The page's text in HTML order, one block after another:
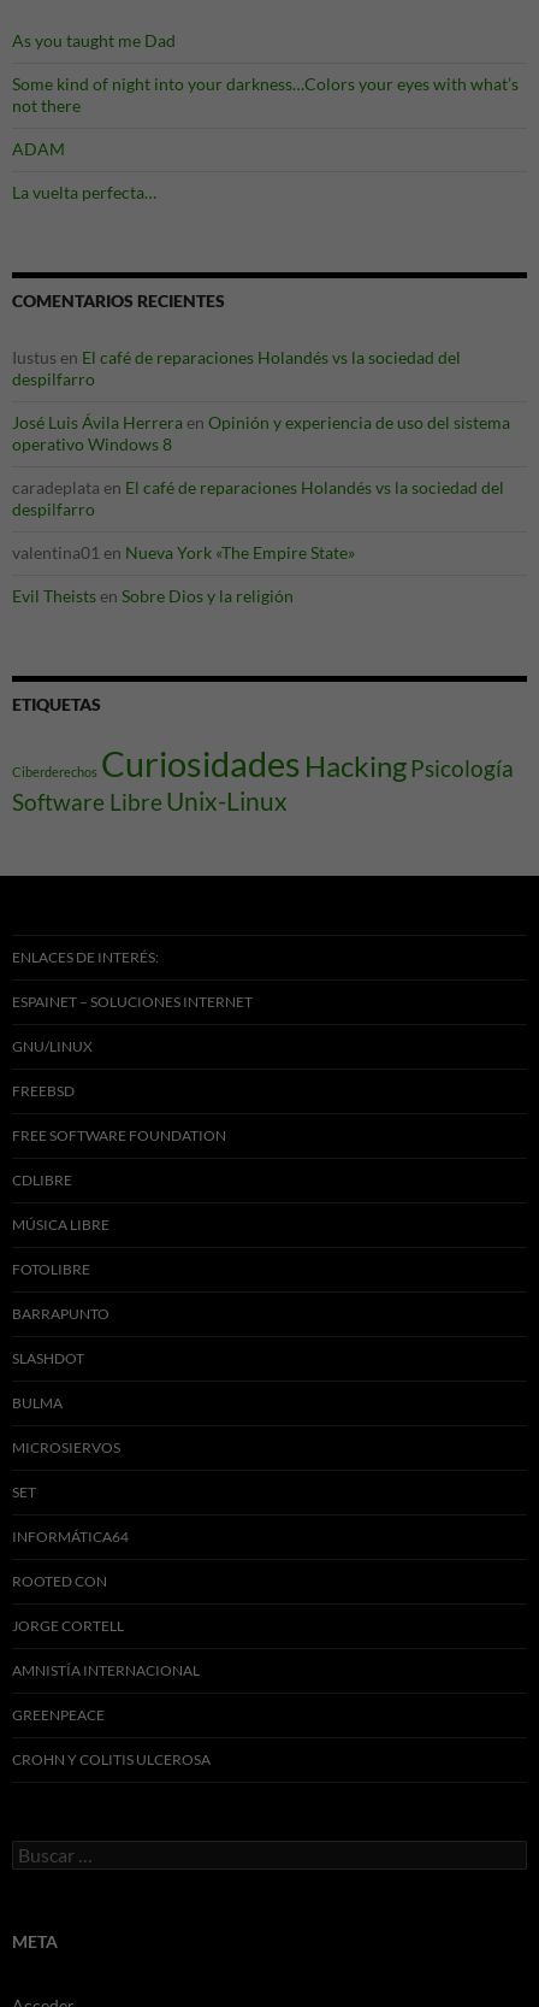
As you taught me Dad
Some kind of night into your darkness…Colors your eyes with what’s
not there
ADAM
La vuelta perfecta…
COMENTARIOS RECIENTES
Iustus en El café de reparaciones Holandés vs la sociedad del
despilfarro
José Luis Ávila Herrera en Opinión y experiencia de uso del sistema
operativo Windows 8
caradeplata en El café de reparaciones Holandés vs la sociedad del
despilfarro
valentina01 en Nueva York «The Empire State»
Evil Theistsen Sobre Dios y la religión
ETIQUETAS
Ciberderechos Curiosidades Hacking Psicología
Software Libre Unix-Linux
ENLACES DE INTERÉS:
ESPAINET – SOLUCIONES INTERNET
GNU/LINUX
FREEBSD
FREE SOFTWARE FOUNDATION
CDLIBRE
MÚSICA LIBRE
FOTOLIBRE
BARRAPUNTO
SLASHDOT
BULMA
MICROSIERVOS
SET
INFORMÁTICA64
ROOTED CON
JORGE CORTELL
AMNISTÍA INTERNACIONAL
GREENPEACE
CROHN Y COLITIS ULCEROSA
Buscar:
META